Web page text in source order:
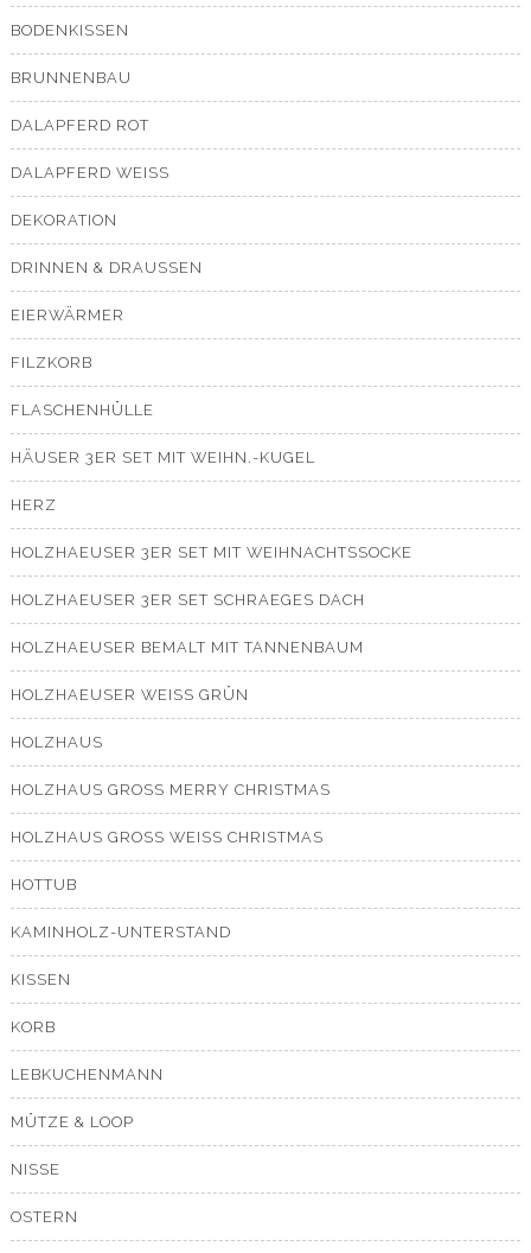
BODENKISSEN
BRUNNENBAU
DALAPFERD ROT
DALAPFERD WEISS
DEKORATION
DRINNEN & DRAUSSEN
EIERWÄRMER
FILZKORB
FLASCHENHÜLLE
HÄUSER 3ER SET MIT WEIHN.-KUGEL
HERZ
HOLZHAEUSER 3ER SET MIT WEIHNACHTSSOCKE
HOLZHAEUSER 3ER SET SCHRAEGES DACH
HOLZHAEUSER BEMALT MIT TANNENBAUM
HOLZHAEUSER WEISS GRÜN
HOLZHAUS
HOLZHAUS GROSS MERRY CHRISTMAS
HOLZHAUS GROSS WEISS CHRISTMAS
HOTTUB
KAMINHOLZ-UNTERSTAND
KISSEN
KORB
LEBKUCHENMANN
MÜTZE & LOOP
NISSE
OSTERN